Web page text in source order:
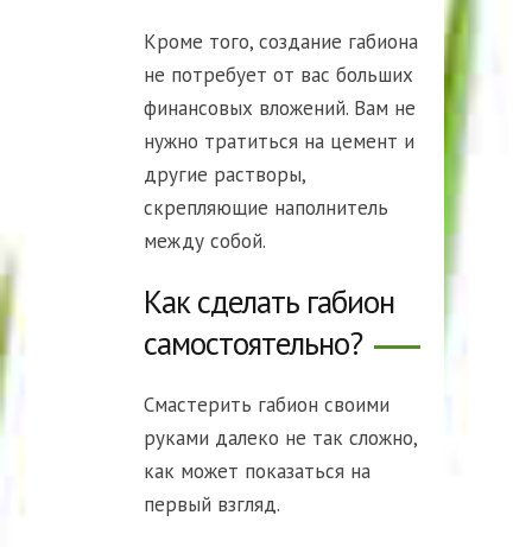
Кроме того, создание габиона
не потребует от вас больших
финансовых вложений. Вам не
нужно тратиться на цемент и
другие растворы,
скрепляющие наполнитель
между собой.
Как сделать габион
самостоятельно?
Смастерить габион своими
руками далеко не так сложно,
как может показаться на
первый взгляд.